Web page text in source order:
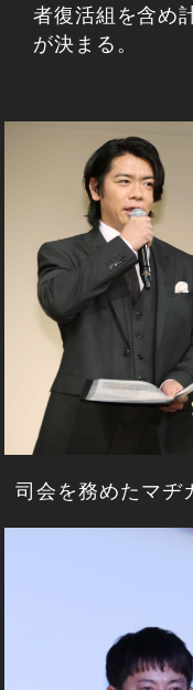
者復活組を含め
が決まる。
司会を務めたマヂ